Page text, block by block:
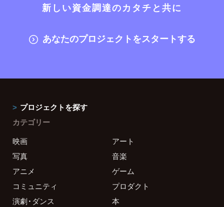
新しい資金調達のカタチと共に
あなたのプロジェクトをスタートする
プロジェクトを探す
カテゴリー
映画
アート
写真
音楽
アニメ
ゲーム
コミュニティ
プロダクト
演劇・ダンス
本